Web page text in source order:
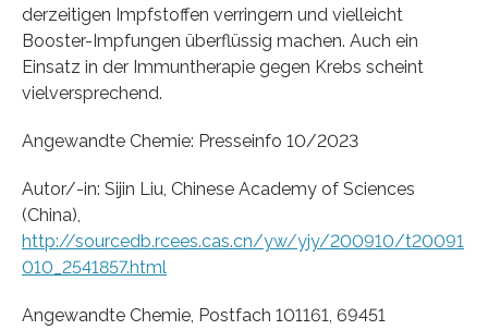
derzeitigen Impfstoffen verringern und vielleicht
Booster-Impfungen überflüssig machen. Auch ein
Einsatz in der Immuntherapie gegen Krebs scheint
vielversprechend.
Angewandte Chemie: Presseinfo 10/2023
Autor/-in: Sijin Liu, Chinese Academy of Sciences
(China),
http://sourcedb.rcees.cas.cn/yw/yjy/200910/t20091
010_2541857.html
Angewandte Chemie, Postfach 101161, 69451